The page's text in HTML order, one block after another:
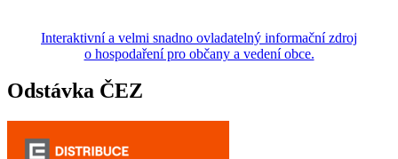
Interaktivní a velmi snadno ovladatelný informační zdroj
o hospodaření pro občany a vedení obce.
Odstávka ČEZ